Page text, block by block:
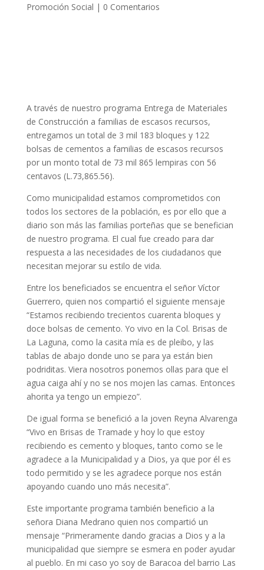
Promoción Social | 0 Comentarios
A través de nuestro programa Entrega de Materiales
de Construcción a familias de escasos recursos,
entregamos un total de 3 mil 183 bloques y 122
bolsas de cementos a familias de escasos recursos
por un monto total de 73 mil 865 lempiras con 56
centavos (L.73,865.56).
Como municipalidad estamos comprometidos con
todos los sectores de la población, es por ello que a
diario son más las familias porteñas que se benefician
de nuestro programa. El cual fue creado para dar
respuesta a las necesidades de los ciudadanos que
necesitan mejorar su estilo de vida.
Entre los beneficiados se encuentra el señor Víctor
Guerrero, quien nos compartió el siguiente mensaje
“Estamos recibiendo trecientos cuarenta bloques y
doce bolsas de cemento. Yo vivo en la Col. Brisas de
La Laguna, como la casita mía es de pleibo, y las
tablas de abajo donde uno se para ya están bien
podriditas. Viera nosotros ponemos ollas para que el
agua caiga ahí y no se nos mojen las camas. Entonces
ahorita ya tengo un empiezo”.
De igual forma se benefició a la joven Reyna Alvarenga
“Vivo en Brisas de Tramade y hoy lo que estoy
recibiendo es cemento y bloques, tanto como se le
agradece a la Municipalidad y a Dios, ya que por él es
todo permitido y se les agradece porque nos están
apoyando cuando uno más necesita”.
Este importante programa también beneficio a la
señora Diana Medrano quien nos compartió un
mensaje “Primeramente dando gracias a Dios y a la
municipalidad que siempre se esmera en poder ayudar
al pueblo. En mi caso yo soy de Baracoa del barrio Las